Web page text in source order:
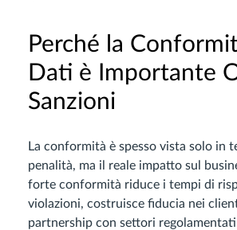
Perché la
Dati è Importante
Sanzioni
La conformità è spesso vista solo in
penalità, ma il reale impatto sul
forte conformità riduce i tempi di
violazioni, costruisce fiducia nei
partnership con settori